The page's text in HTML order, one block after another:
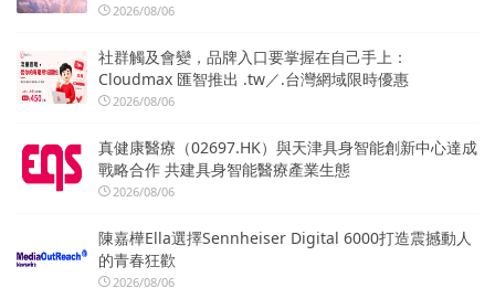
2026/08/06
社群觸及會變，品牌入口要掌握在自己手上：
Cloudmax 匯智推出 .tw／.台灣網域限時優惠
2026/08/06
真健康醫療（02697.HK）與天津具身智能創新中心達成
戰略合作 共建具身智能醫療產業生態
2026/08/06
陳嘉樺Ella選擇Sennheiser Digital 6000打造震撼動人
的青春狂歡
2026/08/06